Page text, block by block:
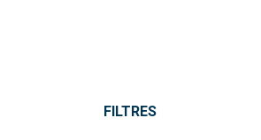
FILTRES